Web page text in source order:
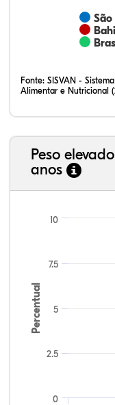
Fonte: SISVAN -
Alimentar e Nutricional
Peso
anos
Percentual
0
2.5
5
7.5
10
7,18%
14,84%
0,39%
74,06%
1,07%
2,45%
21,99%
7,16%
0,36%
66,18%
2,81%
1,50%